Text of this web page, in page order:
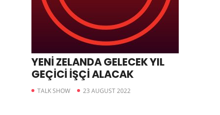
YENİ ZELANDA GELECEK YIL
GEÇİCİ İŞÇİ ALACAK
TALK SHOW 23 AUGUST 2022